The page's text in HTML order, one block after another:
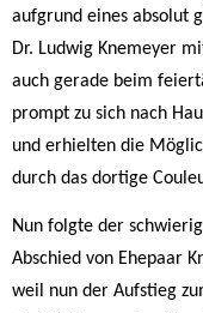
aufgrund eines absolut
Dr. Ludwig Knemeyer
auch gerade beim
prompt zu sich nach
und erhielten die
durch das dortige
Nun folgte der
Abschied von Ehepaar
weil nun der Aufstieg